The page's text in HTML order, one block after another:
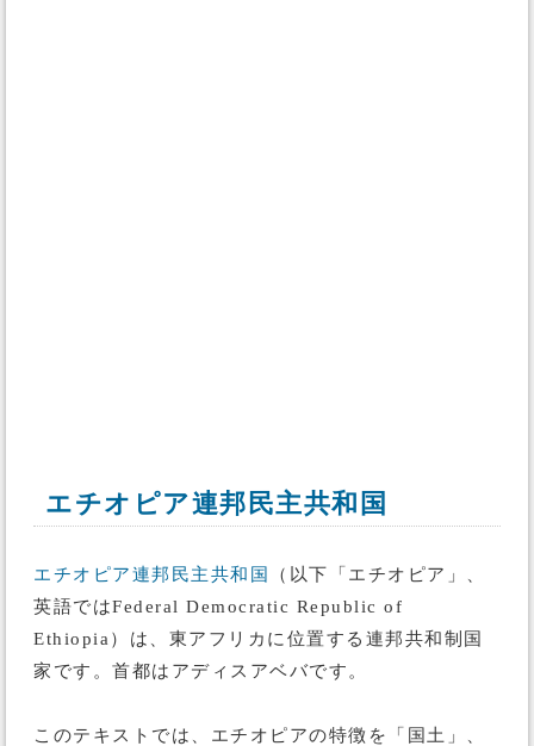
エチオピア連邦民主共和国
エチオピア連邦民主共和国
（以下「エチオピア」、
英語ではFederal Democratic Republic of
Ethiopia）は、東アフリカに位置する連邦共和制国
家です。首都はアディスアベバです。
このテキストでは、エチオピアの特徴を「国土」、